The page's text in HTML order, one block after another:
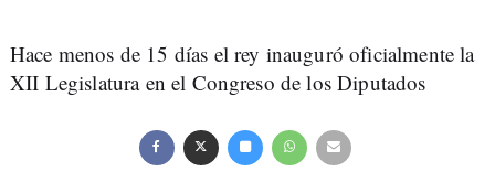
Hace menos de 15 días el rey inauguró oficialmente la
XII Legislatura en el Congreso de los Diputados